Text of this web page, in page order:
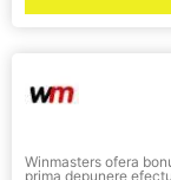
Winmasters ofera
prima depunere